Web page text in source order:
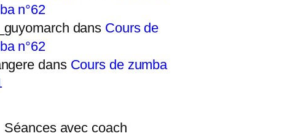
n°62
dans Cours de
n°62
dans Cours de zumba